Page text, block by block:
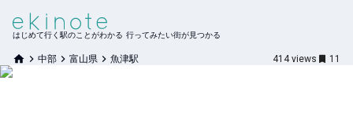
はじめて行く駅のことがわかる 行ってみたい街が見つかる
中部 富山県 魚津駅 414 views 11